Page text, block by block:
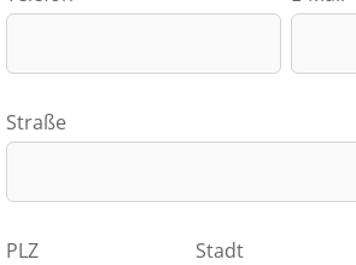
Straße
PLZ Stadt